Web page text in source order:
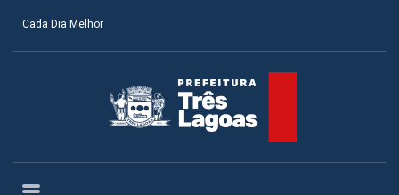
Cada Dia Melhor